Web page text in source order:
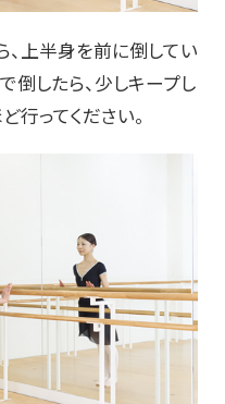
上半身を前に倒してい
倒したら、少しキープし
行ってください。